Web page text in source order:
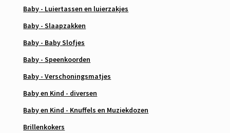
Baby - Luiertassen en luierzakjes
Baby - Slaapzakken
Baby - Baby Slofjes
Baby - Speenkoorden
Baby - Verschoningsmatjes
Baby en Kind - diversen
Baby en Kind - Knuffels en Muziekdozen
Brillenkokers